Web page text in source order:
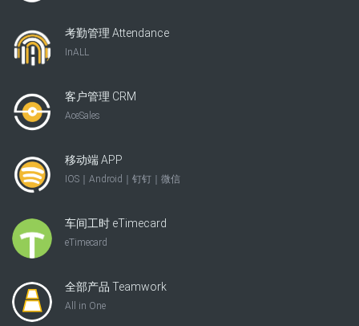
考勤管理 Attendance
InALL
客户管理 CRM
AceSales
移动端 APP
IOS｜Android｜钉钉｜微信
车间工时 eTimecard
eTimecard
全部产品 Teamwork
All in One